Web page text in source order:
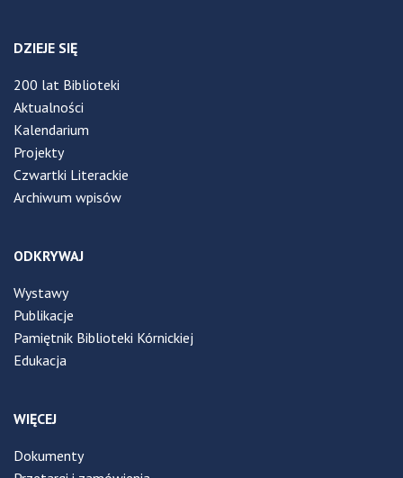
DZIEJE SIĘ
200 lat Biblioteki
Aktualności
Kalendarium
Projekty
Czwartki Literackie
Archiwum wpisów
ODKRYWAJ
Wystawy
Publikacje
Pamiętnik Biblioteki Kórnickiej
Edukacja
WIĘCEJ
Dokumenty